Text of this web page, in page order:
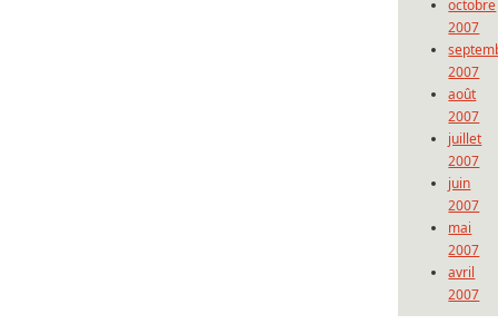
octobre
2007
2007
août
2007
juillet
2007
juin
2007
mai
2007
avril
2007